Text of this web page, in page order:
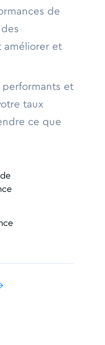
de
améliorer et
performants et
taux
ce que